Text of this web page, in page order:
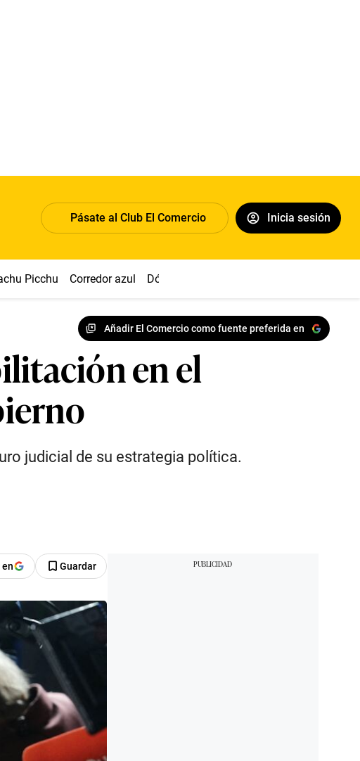
Pásate al Club El Comercio Inicia sesión
Picchu Corredor azul Dólar
Añadir El Comercio como fuente preferida en
en el
judicial de su estrategia política.
en Guardar